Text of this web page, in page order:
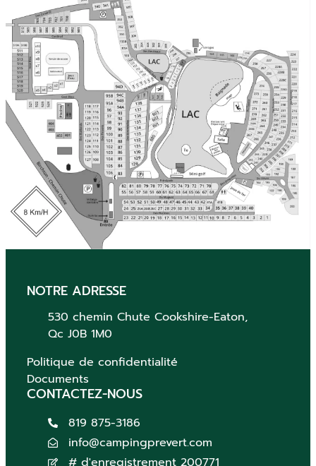
NOTRE ADRESSE
530 chemin Chute Cookshire-Eaton,
Qc J0B 1M0
Politique de confidentialité
Documents
CONTACTEZ-NOUS
819 875-3186
info@campingprevert.com